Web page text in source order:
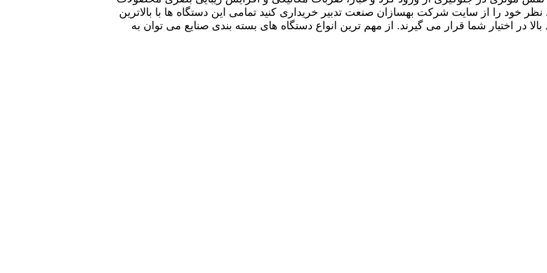
خود را از سایت شرکت بهسازان صنعت تدبیر خریداری کنید تمامی این دستگاه ها با بالاترین
در اختیار شما قرار می گیرند. از مهم ترین انواع دستگاه های بسته بندی صنایع می توان به